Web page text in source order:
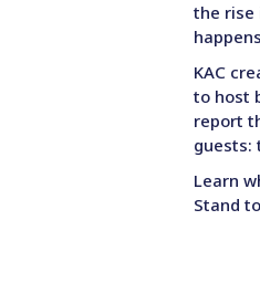
the rise
KAC
to host
report
guests:
Learn
Stand